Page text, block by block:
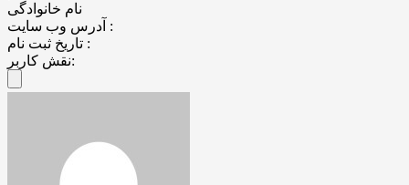
نام خانوادگی
آدرس وب سایت :
تاریخ ثبت نام :
نقش کاربر: